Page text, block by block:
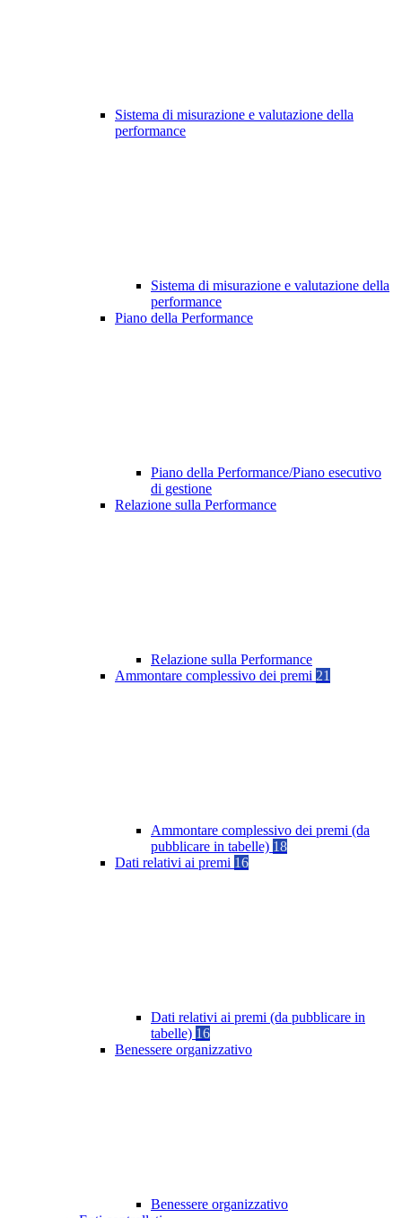
Sistema di misurazione e valutazione della
performance
Sistema di misurazione e valutazione della
performance
Piano della Performance
Piano della Performance/Piano esecutivo
di gestione
Relazione sulla Performance
Relazione sulla Performance
Ammontare complessivo dei premi 21
Ammontare complessivo dei premi (da
pubblicare in tabelle) 18
Dati relativi ai premi 16
Dati relativi ai premi (da pubblicare in
tabelle) 16
Benessere organizzativo
Benessere organizzativo